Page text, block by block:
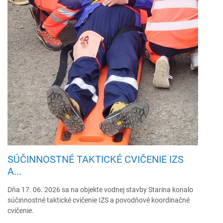
2013
2012
SÚČINNOSTNÉ TAKTICKÉ CVIČENIE IZS
A...
Dňa 17. 06. 2026 sa na objekte vodnej stavby Starina konalo
súčinnostné taktické cvičenie IZS a povodňové koordinačné
cvičenie.